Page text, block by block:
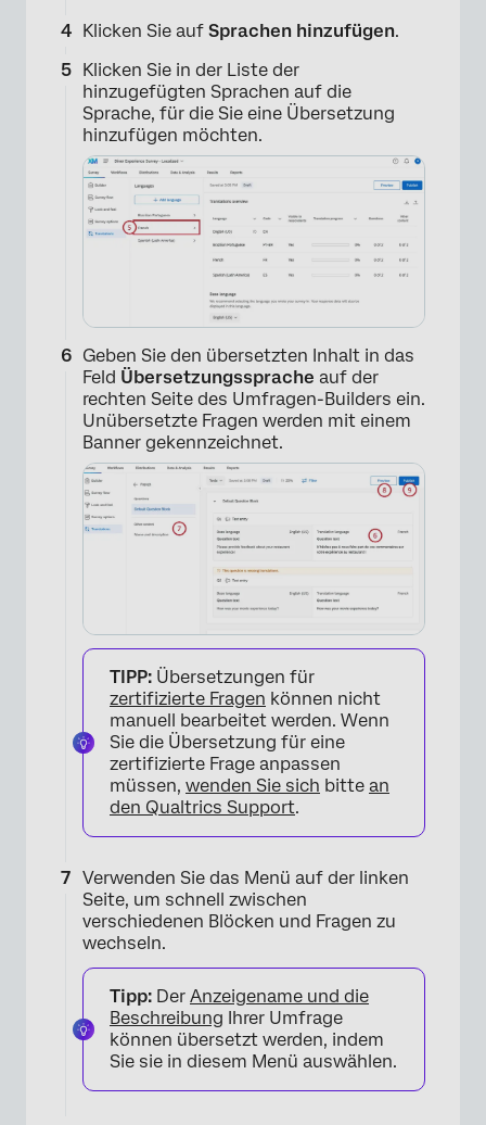
×
×
Klicken Sie auf Sprachen hinzufügen.
Klicken Sie in der Liste der
hinzugefügten Sprachen auf die
Sprache, für die Sie eine Übersetzung
hinzufügen möchten.
Geben Sie den übersetzten Inhalt in das
Feld Übersetzungssprache auf der
rechten Seite des Umfragen-Builders ein.
Unübersetzte Fragen werden mit einem
Banner gekennzeichnet.
TIPP: Übersetzungen für
zertifizierte Fragen können nicht
manuell bearbeitet werden. Wenn
Sie die Übersetzung für eine
zertifizierte Frage anpassen
müssen, wenden Sie sich bitte an
den Qualtrics Support.
Verwenden Sie das Menü auf der linken
Seite, um schnell zwischen
verschiedenen Blöcken und Fragen zu
wechseln.
Tipp: Der Anzeigename und die
Beschreibung Ihrer Umfrage
können übersetzt werden, indem
Sie sie in diesem Menü auswählen.